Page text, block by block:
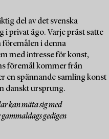
del av det svenska
i privat ägo. Varje präst satte
föremålen i denna
med intresse för konst,
föremål kommer från
en spännande samling konst
danskt ursprung.
kan mäta sig med
gedigen